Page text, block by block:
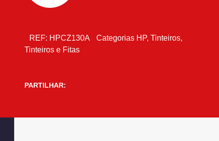
REF: HPCZ130A Categorias HP, Tinteiros,
Tinteiros e Fitas
PARTILHAR: